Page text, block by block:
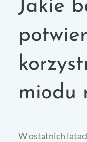
Jakie
miodu
W ostatnich